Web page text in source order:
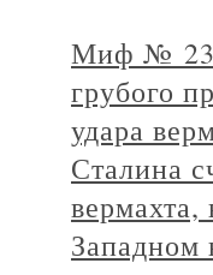
Миф № 23.
грубого
удара
Сталина
вермахта,
Западном